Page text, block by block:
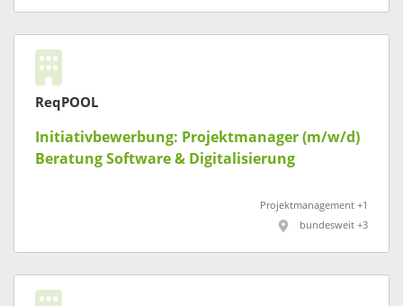
ReqPOOL
Initiativbewerbung: Projektmanager (m/w/d)
Beratung Software & Digitalisierung
Projektmanagement +1
bundesweit +3